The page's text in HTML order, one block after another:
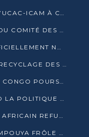
IMMERSION DES ÉTUDIANTS DE L’UCAC-ICAM À CONGO TERMINAL
LAMYR NGUELE ÉLU PRÉSIDENT DU COMITÉ DES MEMBRES D’HONNEUR DU PCT
FOOTBALL : CLAUDE LE ROY OFFICIELLEMENT NOMMÉ SÉLECTIONNEUR DU CONGO
CONGO TERMINAL SOUTIENT LE RECYCLAGE DES DÉCHETS PLASTIQUES À POINTE-NOIRE
CONGO TERMINAL ET RENATURA CONGO POURSUIVENT LEUR COMBAT POUR LA BIODIVERSITÉ
COUPE DU MONDE 2026 : QUAND LA POLITIQUE MENACE L’UNIVERSALITÉ DU FOOTBALL
COUPE DU MONDE : UN ARBITRE AFRICAIN REFUSÉ À L’ENTRÉE DES ÉTATS-UNIS
LE DÉPUTÉ HELLOT MATSON MAMPOUYA FRÔLE LA MORT LORS D’UNE EMBUSCADE DZNS LE POOL